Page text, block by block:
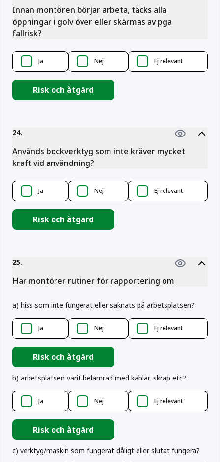
Innan montören börjar arbeta, täcks alla
öppningar i golv över eller skärmas av pga
fallrisk?
Ja Nej Ej relevant
Risk och åtgärd
24.
Används bockverktyg som inte kräver mycket
kraft vid användning?
Ja Nej Ej relevant
Risk och åtgärd
25.
Har montörer rutiner för rapportering om
a) hiss som inte fungerat eller saknats på arbetsplatsen?
Ja Nej Ej relevant
Risk och åtgärd
b) arbetsplatsen varit belamrad med kablar, skräp etc?
Ja Nej Ej relevant
Risk och åtgärd
c) verktyg/maskin som fungerat dåligt eller slutat fungera?